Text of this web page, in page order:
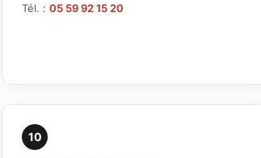
Tél. : 05 59 92 15 20
10